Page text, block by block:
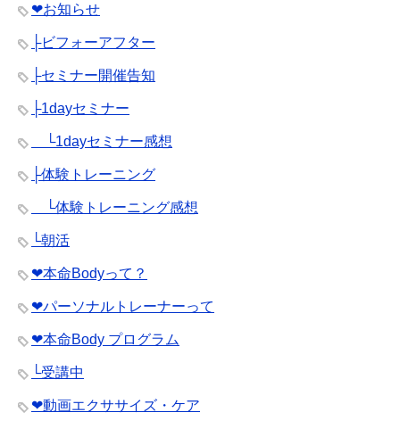
❤︎お知らせ
├ビフォーアフター
├セミナー開催告知
├1dayセミナー
└1dayセミナー感想
├体験トレーニング
└体験トレーニング感想
└朝活
❤︎本命Bodyって？
❤︎パーソナルトレーナーって
❤︎本命Body プログラム
└受講中
❤︎動画エクササイズ・ケア